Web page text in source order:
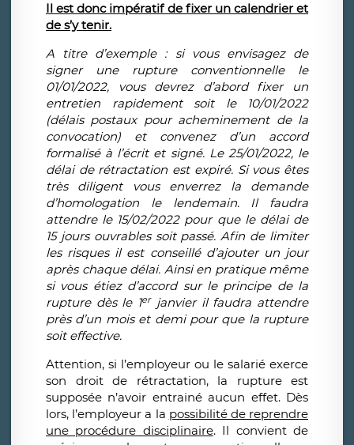
Il est donc impératif de fixer un calendrier et
de s’y tenir.
A titre d’exemple : si vous envisagez de
signer une rupture conventionnelle le
01/01/2022, vous devrez d’abord fixer un
entretien rapidement soit le 10/01/2022
(délais postaux pour acheminement de la
convocation) et convenez d’un accord
formalisé à l’écrit et signé. Le 25/01/2022, le
délai de rétractation est expiré. Si vous êtes
très diligent vous enverrez la demande
d’homologation le lendemain. Il faudra
attendre le 15/02/2022 pour que le délai de
15 jours ouvrables soit passé. Afin de limiter
les risques il est conseillé d’ajouter un jour
après chaque délai. Ainsi en pratique même
si vous étiez d’accord sur le principe de la
rupture dès le 1erjanvier il faudra attendre
près d’un mois et demi pour que la rupture
soit effective.
Attention, si l’employeur ou le salarié exerce
son droit de rétractation, la rupture est
supposée n’avoir entrainé aucun effet. Dès
lors, l’employeur a la possibilité de reprendre
une procédure disciplinaire. Il convient de